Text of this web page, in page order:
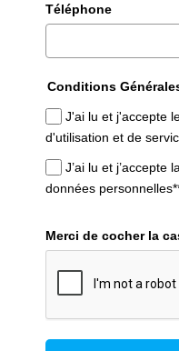
Téléphone
Conditions
J'ai lu et j'accepte
d'utilisation et de
J’ai lu et j’accepte
données
Merci de cocher la